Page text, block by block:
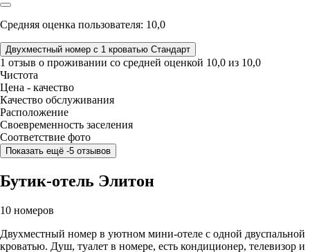
Средняя оценка пользователя: 10,0
Двухместный номер с 1 кроватью Стандарт
1 отзыв о проживании со средней оценкой 10,0 из 10,0
Чистота
Цена - качество
Качество обслуживания
Расположение
Своевременность заселения
Соответствие фото
Показать ещё -5 отзывов
Бутик-отель Элитон
10 номеров
Двухместный номер в уютном мини-отеле с одной двуспальной
кроватью. Душ, туалет в номере, есть кондиционер, телевизор и